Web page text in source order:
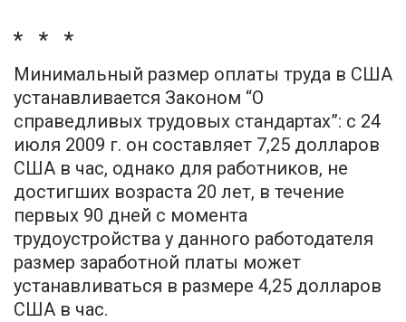
* * *
Минимальный размер оплаты труда в США
устанавливается Законом “О
справедливых трудовых стандартах”: с 24
июля 2009 г. он составляет 7,25 долларов
США в час, однако для работников, не
достигших возраста 20 лет, в течение
первых 90 дней с момента
трудоустройства у данного работодателя
размер заработной платы может
устанавливаться в размере 4,25 долларов
США в час.